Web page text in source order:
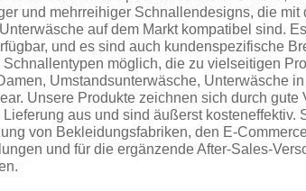
und mehrreihiger Schnallendesigns, die mit
auf dem Markt kompatibel sind.
und es sind auch kundenspezifische
möglich, die zu vielseitigen
Umstandsunterwäsche, Unterwäsche
Unsere Produkte zeichnen sich durch gute
aus und sind äußerst kosteneffektiv.
von Bekleidungsfabriken, den E-
und für die ergänzende After-Sales-